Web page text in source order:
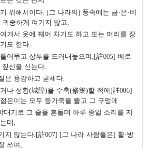
위해서이다. [그 나라의] 풍속에는 금·은·비
중하게 여기지 않고,
겨서 옷에 꿰어 차기도 하고 또는 머리를 장
도 한다.
어묶고 상투를 드러내놓으며,[註005] 베로
신을 신는다.
은 용감하고 굳세다.
나 성황(城隍)을 수축(修築)할 적에[註006]
은이는 모두 등가죽을 뚫고 그 구멍에
대기로 그 줄을 흔들며 하루 종일 소리를 지
데,
지 않는다.[註007] [그 나라 사람들은] 활·방
쓰며,